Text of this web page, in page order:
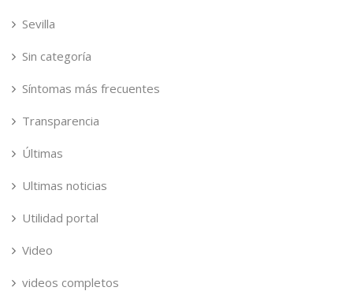
Sevilla
Sin categoría
Síntomas más frecuentes
Transparencia
Últimas
Ultimas noticias
Utilidad portal
Video
videos completos